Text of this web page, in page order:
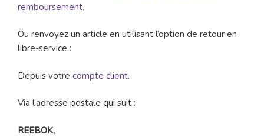
remboursement.
Ou renvoyez un article en utilisant l’option de retour en
libre-service :
Depuis votre compte client.
Via l’adresse postale qui suit :
REEBOK,